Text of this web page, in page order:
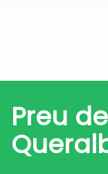
Preu